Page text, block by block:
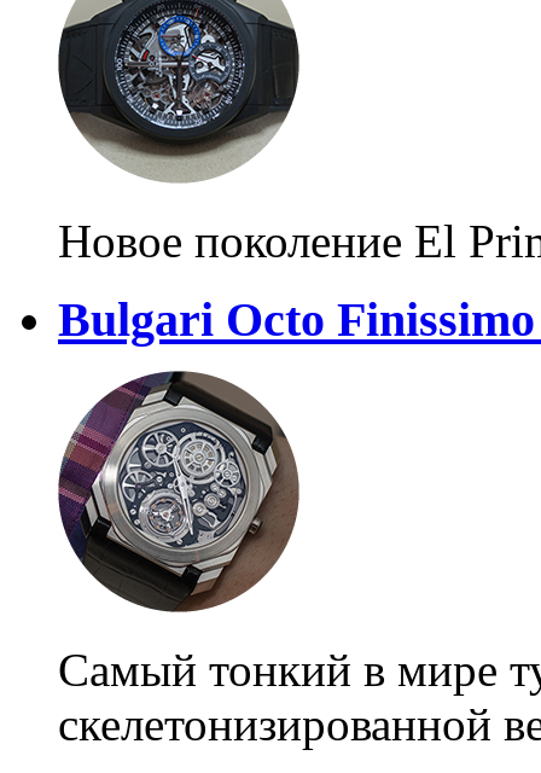
Новое поколение El
Bulgari Octo
Самый тонкий в мире
скелетонизированной